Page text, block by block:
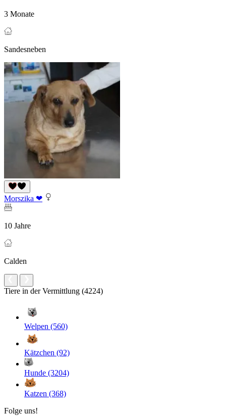
3 Monate
Sandesneben
Morszika ❤
10 Jahre
Calden
Tiere in der Vermittlung (4224)
Welpen (560)
Kätzchen (92)
Hunde (3204)
Katzen (368)
Folge uns!